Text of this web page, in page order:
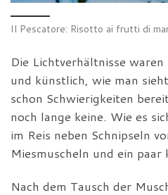
Il Pescatore: Risotto ai frutti di
Die Lichtverhältnisse waren
und künstlich, wie man
schon Schwierigkeiten
noch lange keine. Wie es
im Reis neben Schnipseln
Miesmuscheln und ein paar
Nach dem Tausch der